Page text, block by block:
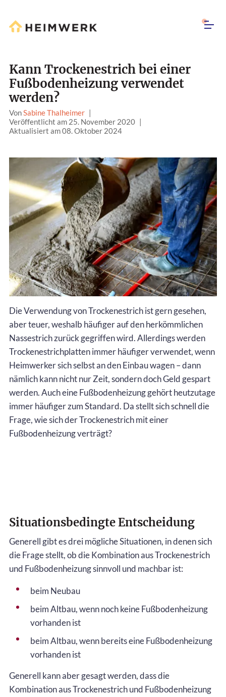
Kann Trockenestrich bei einer
Fußbodenheizung verwendet
werden?
VonSabine Thalheimer |
Veröffentlicht am 25. November 2020 |
Aktualisiert am 08. Oktober 2024
Die Verwendung von Trockenestrich ist gern gesehen,
aber teuer, weshalb häufiger auf den herkömmlichen
Nassestrich zurück gegriffen wird. Allerdings werden
Trockenestrichplatten immer häufiger verwendet, wenn
Heimwerker sich selbst an den Einbau wagen – dann
nämlich kann nicht nur Zeit, sondern doch Geld gespart
werden. Auch eine Fußbodenheizung gehört heutzutage
immer häufiger zum Standard. Da stellt sich schnell die
Frage, wie sich der Trockenestrich mit einer
Fußbodenheizung verträgt?
Situationsbedingte Entscheidung
Generell gibt es drei mögliche Situationen, in denen sich
die Frage stellt, ob die Kombination aus Trockenestrich
und Fußbodenheizung sinnvoll und machbar ist:
beim Neubau
beim Altbau, wenn noch keine Fußbodenheizung
vorhanden ist
beim Altbau, wenn bereits eine Fußbodenheizung
vorhanden ist
Generell kann aber gesagt werden, dass die
Kombination aus Trockenestrich und Fußbodenheizung